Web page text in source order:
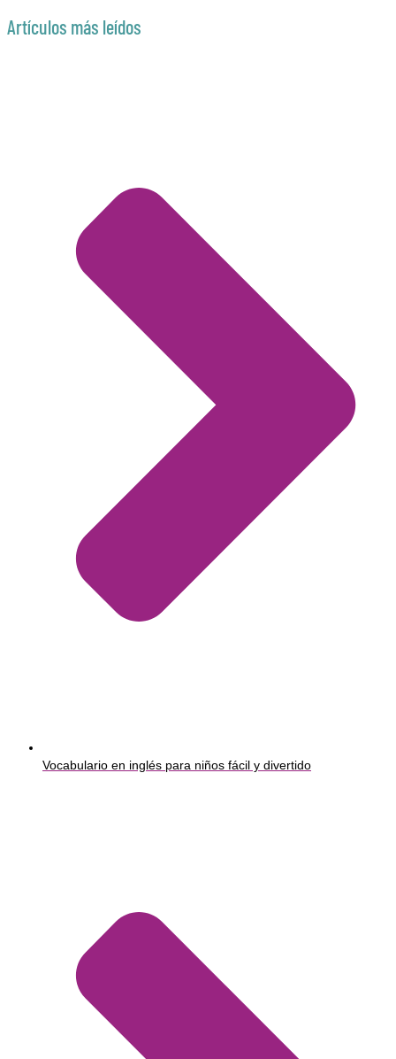
Artículos más leídos
Vocabulario en inglés para niños fácil y divertido